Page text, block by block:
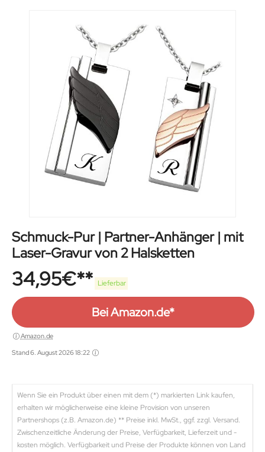
Schmuck-Pur | Partner-Anhänger | mit
Laser-Gravur von 2 Halsketten
34,95€ Lieferbar
Bei Amazon.de*
Amazon.de
Stand 6. August 2026 18:22
Wenn Sie ein Produkt über einen mit dem (*) markierten Link kaufen,
erhalten wir möglicherweise eine kleine Provision von unseren
Partnershops (z.B. Amazon.de) ** Preise inkl. MwSt., ggf. zzgl. Versand.
Zwischenzeitliche Änderung der Preise, Verfügbarkeit, Lieferzeit und -
kosten möglich. Verfügbarkeit und Preise der Produkte können von Land